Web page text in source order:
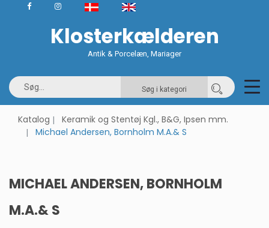
Klosterkælderen
Antik & Porcelæn, Mariager
Søg i kategori
Katalog
Keramik og Stentøj Kgl., B&G, Ipsen mm.
Michael Andersen, Bornholm M.A.& S
MICHAEL ANDERSEN, BORNHOLM
M.A.& S